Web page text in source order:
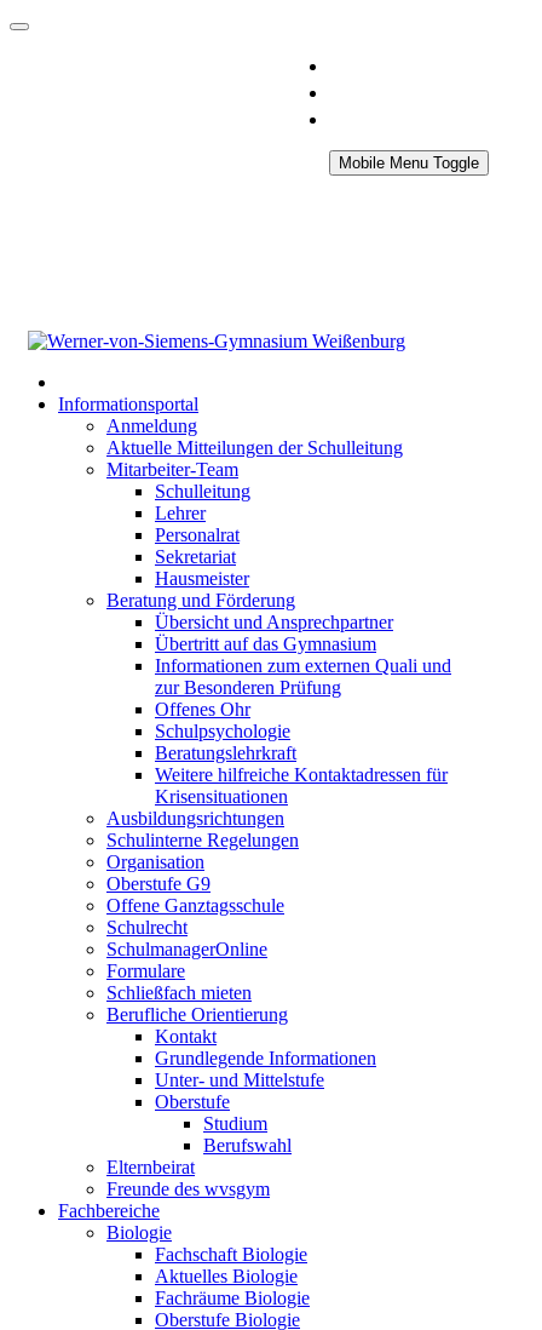
Mobile Menu Toggle
Informationsportal
Anmeldung
Aktuelle Mitteilungen der Schulleitung
Mitarbeiter-Team
Schulleitung
Lehrer
Personalrat
Sekretariat
Hausmeister
Beratung und Förderung
Übersicht und Ansprechpartner
Übertritt auf das Gymnasium
Informationen zum externen Quali und
zur Besonderen Prüfung
Offenes Ohr
Schulpsychologie
Beratungslehrkraft
Weitere hilfreiche Kontaktadressen für
Krisensituationen
Ausbildungsrichtungen
Schulinterne Regelungen
Organisation
Oberstufe G9
Offene Ganztagsschule
Schulrecht
SchulmanagerOnline
Formulare
Schließfach mieten
Berufliche Orientierung
Kontakt
Grundlegende Informationen
Unter- und Mittelstufe
Oberstufe
Studium
Berufswahl
Elternbeirat
Freunde des wvsgym
Fachbereiche
Biologie
Fachschaft Biologie
Aktuelles Biologie
Fachräume Biologie
Oberstufe Biologie